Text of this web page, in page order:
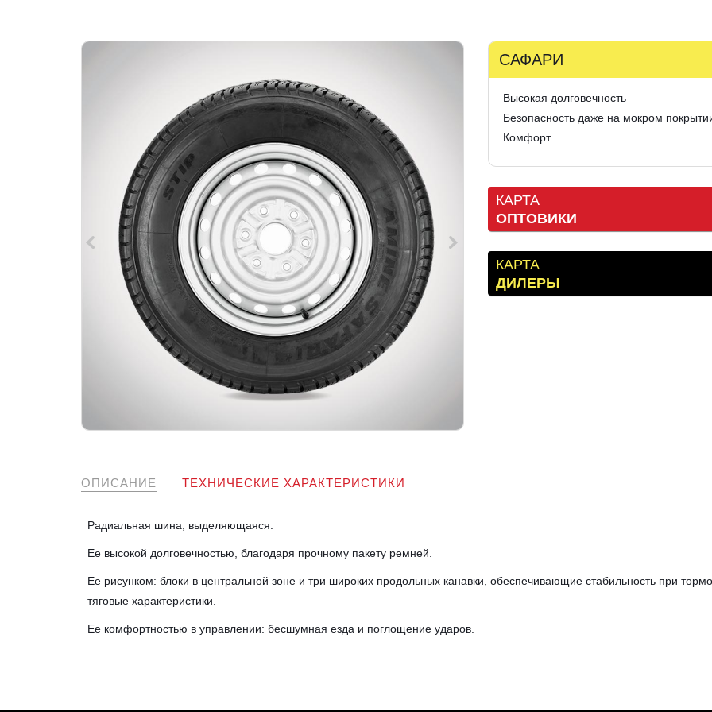
САФАРИ
Высокая долговечность
Безопасность даже на мокром
Комфорт
КАРТА
ОПТОВИКИ
КАРТА
ДИЛЕРЫ
ОПИСАНИЕ ТЕХНИЧЕСКИЕ ХАРАКТЕРИСТИКИ
Радиальная шина, выделяющаяся:
Ее высокой долговечностью, благодаря прочному пакету ремней.
Ее рисунком: блоки в центральной зоне и три широких продольных канавки, обеспечивающие стабильность при
тяговые характеристики.
Ее комфортностью в управлении: бесшумная езда и поглощение ударов.